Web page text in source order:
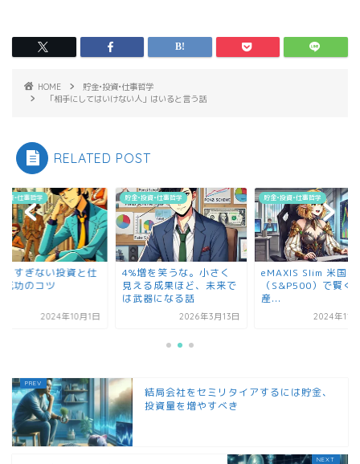
HOME
貯金•投資•仕事哲学
「相手にしてはいけない人」はいると言う話
RELATED POST
貯金•投資•仕事哲学
4%増を笑うな。小さく
見える成果ほど、未来で
2026年3月13日
貯金•投資•仕事哲学
eMAXIS Slim 米国株式
（S&P500）で賢く資
産...
2024年11月25日
貯金•投資•仕事哲学
頑張りすぎ
事の成功の
結局会社をセミリタイアするには貯金、
投資量を増やすべき